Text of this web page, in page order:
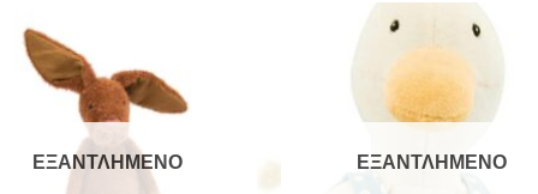
ΕΞΑΝΤΛΗΜΈΝΟ ΕΞΑΝΤΛΗΜΈΝΟ